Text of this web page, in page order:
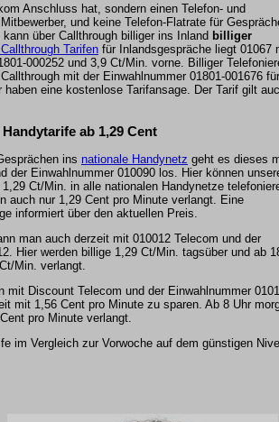
Anschluss hat, sondern einen Telefon- und
und keine Telefon-Flatrate für
über Callthrough billiger ins Inland billiger
Tarifen für Inlandsgespräche liegt 01067
000252 und 3,9 Ct/Min. vorne. Billiger
mit der Einwahlnummer 01801-001676
haben eine kostenlose Tarifansage. Der Tarif gilt
ab 1,29 Cent
ins nationale Handynetz geht es dieses
der Einwahlnummer 010090 los. Hier können
1,29 Ct/Min. in alle nationalen Handynetze
auch nur 1,29 Cent pro Minute verlangt. Eine
informiert über den aktuellen Preis.
man auch derzeit mit 010012 Telecom und der
Hier werden billige 1,29 Ct/Min. tagsüber und ab
Min. verlangt.
mit Discount Telecom und der Einwahlnummer
mit 1,56 Cent pro Minute zu sparen. Ab 8 Uhr
pro Minute verlangt.
im Vergleich zur Vorwoche auf dem günstigen